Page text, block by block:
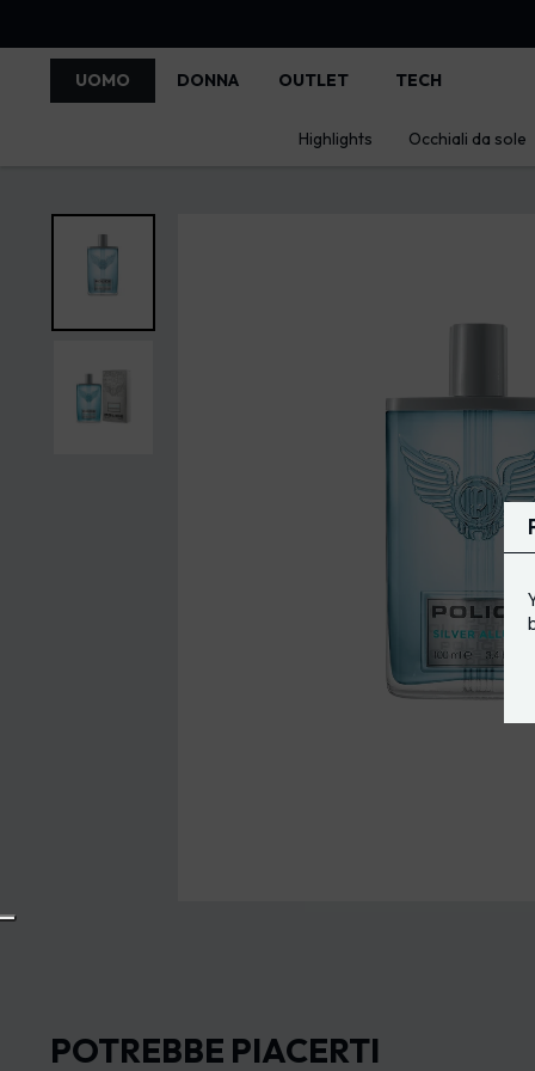
UOMO DONNA OUTLET TECH
Highlights Occhiali da sole
POTREBBE PIACERTI